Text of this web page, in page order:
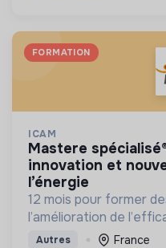
FORMATION
ICAM
mastere spécialisé® expert en éco
innovation et
l’énergie
12 mois pour former
l’amélioration de
développement des
Autres France